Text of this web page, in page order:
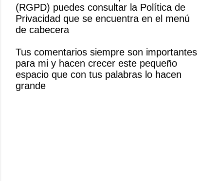
i
c
a
u
n
c
o
(RGPD) puedes consultar la Política de
Privacidad que se encuentra en el menú
de cabecera
Tus comentarios siempre son importantes
para mi y hacen crecer este pequeño
espacio que con tus palabras lo hacen
grande